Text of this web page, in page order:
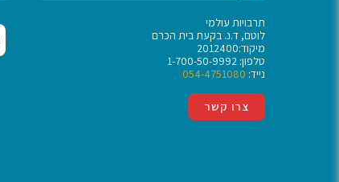
תרבויות עולמי
לוטם, ד.נ. בקעת בית הכרם
מיקוד:2012400
טלפון: 1-700-50-9992
נייד: 054-4751080
צרו קשר